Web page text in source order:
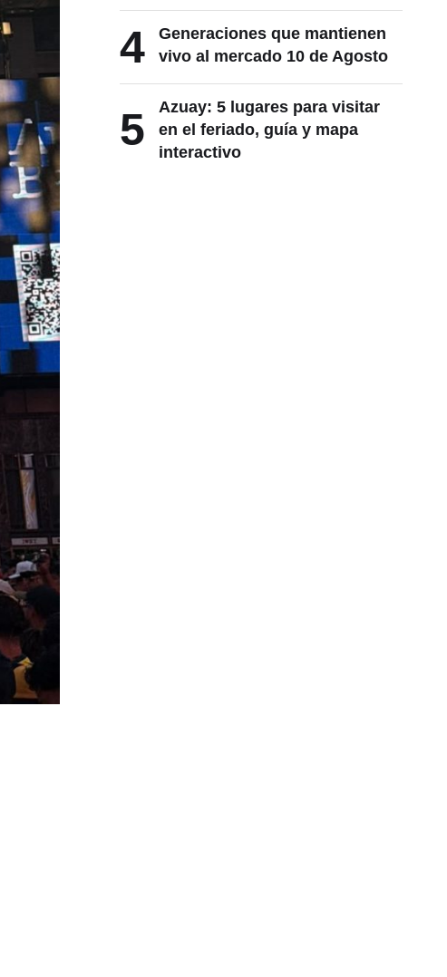
4
Generaciones que mantienen
vivo al mercado 10 de Agosto
5
Azuay: 5 lugares para visitar
en el feriado, guía y mapa
interactivo